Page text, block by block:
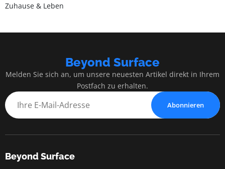
Zuhause & Leben
Beyond Surface
Melden Sie sich an, um unsere neuesten Artikel direkt in Ihrem
Postfach zu erhalten.
Abonnieren
Beyond Surface